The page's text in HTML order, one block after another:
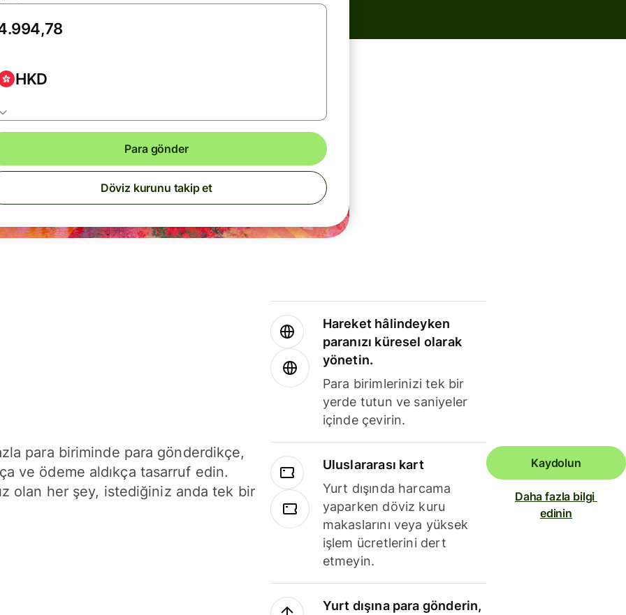
HKD
Para gönder
Döviz kurunu takip et
para biriminde para gönderdikçe,
ve ödeme aldıkça tasarruf edin.
olan her şey, istediğiniz anda tek bir
Hareket hâlindeyken
paranızı küresel olarak
yönetin.
Para birimlerinizi tek bir
yerde tutun ve saniyeler
içinde çevirin.
Uluslararası kart
Yurt dışında harcama
yaparken döviz kuru
makaslarını veya yüksek
işlem ücretlerini dert
etmeyin.
Yurt dışına para gönderin,
Kaydolun
Daha fazla bilgi
edinin